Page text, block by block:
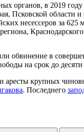
органов, в 2019
Псковской области
несессеров за
обвинение в
на срок до десяти
крупных
. Последнего